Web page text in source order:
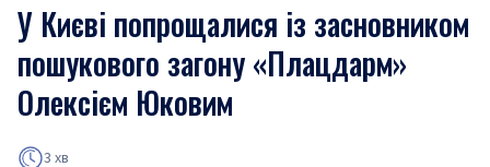
У Києві попрощалися із засновником
пошукового загону «Плацдарм»
Олексієм Юковим
3 хв